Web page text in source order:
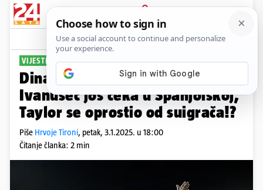
PRIJAVA
Sport Komentari
VIJESTI IZ MAKSIMIRA
Dinamo u lovu na pojačanja:
Ivanušec još čeka u Španjolskoj,
Taylor se oprostio od suigrača!?
Piše Hrvoje Tironi, petak, 3.1.2025. u 18:00
Čitanje članka: 2 min